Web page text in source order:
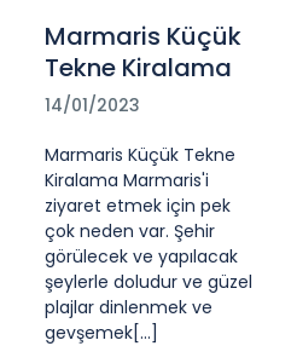
Marmaris Küçük
Tekne Kiralama
14/01/2023
Marmaris Küçük Tekne
Kiralama Marmaris'i
ziyaret etmek için pek
çok neden var. Şehir
görülecek ve yapılacak
şeylerle doludur ve güzel
plajlar dinlenmek ve
gevşemek[...]